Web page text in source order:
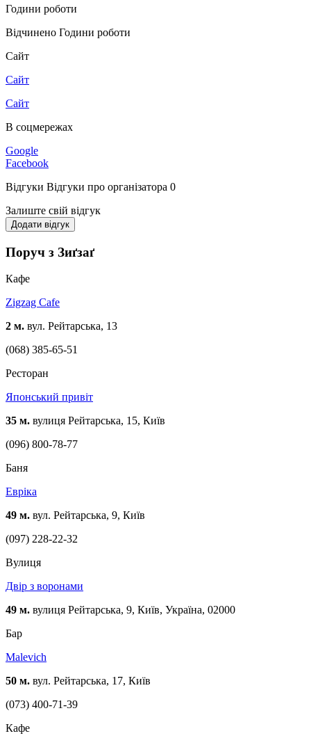
Години роботи
Відчинено Години роботи
Сайт
Сайт
Сайт
В соцмережах
Google
Facebook
Відгуки Відгуки про організатора 0
Залиште свій відгук
Додати відгук
Поруч з Зиґзаґ
Кафе
Zigzag Cafe
2 м. вул. Рейтарська, 13
(068) 385-65-51
Ресторан
Японський привіт
35 м. вулиця Рейтарська, 15, Київ
(096) 800-78-77
Баня
Евріка
49 м. вул. Рейтарська, 9, Київ
(097) 228-22-32
Вулиця
Двір з воронами
49 м. вулиця Рейтарська, 9, Київ, Україна, 02000
Бар
Malevich
50 м. вул. Рейтарська, 17, Київ
(073) 400-71-39
Кафе